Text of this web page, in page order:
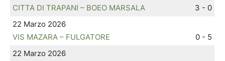
CITTA DI TRAPANI – BOEO MARSALA
3 - 0
22 Marzo 2026
VIS MAZARA – FULGATORE
0 - 5
22 Marzo 2026